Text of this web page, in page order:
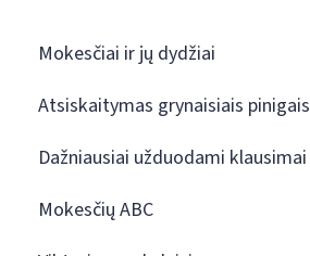
Mokesčiai ir jų dydžiai
Atsiskaitymas grynaisiais pinigais
Dažniausiai užduodami klausimai
Mokesčių ABC